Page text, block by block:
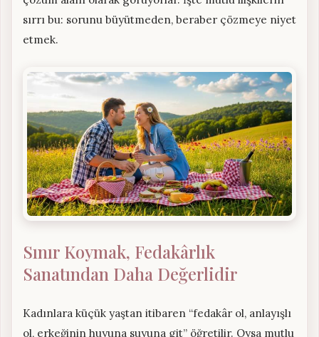
sırrı bu: sorunu büyütmeden, beraber çözmeye niyet
etmek.
Sınır Koymak, Fedakârlık
Sanatından Daha Değerlidir
Kadınlara küçük yaştan itibaren “fedakâr ol, anlayışlı
ol, erkeğinin huyuna suyuna git” öğretilir. Oysa mutlu